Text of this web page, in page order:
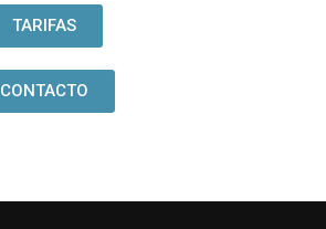
TARIFAS
CONTACTO